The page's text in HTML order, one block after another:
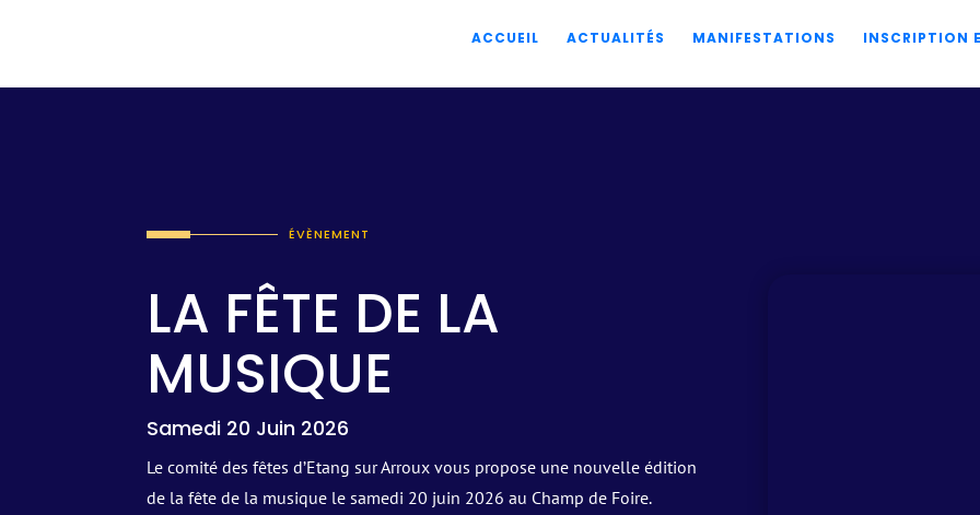
ACCUEIL ACTUALITÉS MANIFESTATIONS INSCRIPTION
ÉVÈNEMENT
LA FÊTE DE LA
MUSIQUE
Samedi 20 Juin 2026
Le comité des fêtes d’Etang sur Arroux vous propose une nouvelle édition
de la fête de la musique le samedi 20 juin 2026 au Champ de Foire.